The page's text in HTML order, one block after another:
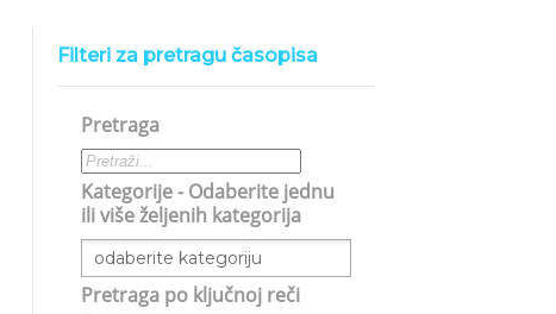
Filteri za pretragu časopisa
Pretraga
Kategorije - Odaberite jednu
ili više željenih kategorija
Pretraga po ključnoj reči